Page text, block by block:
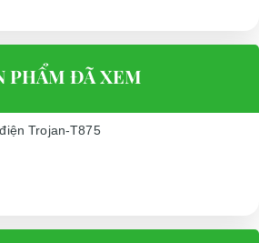
PHẨM ĐÃ XEM
Trojan-T875